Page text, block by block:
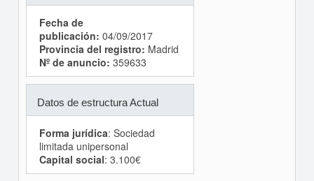
Fecha de
publicación: 04/09/2017
Provincia del registro: Madrid
Nº de anuncio: 359633
Datos de estructura Actual
Forma jurídica: Sociedad
limitada unipersonal
Capital social: 3.100€